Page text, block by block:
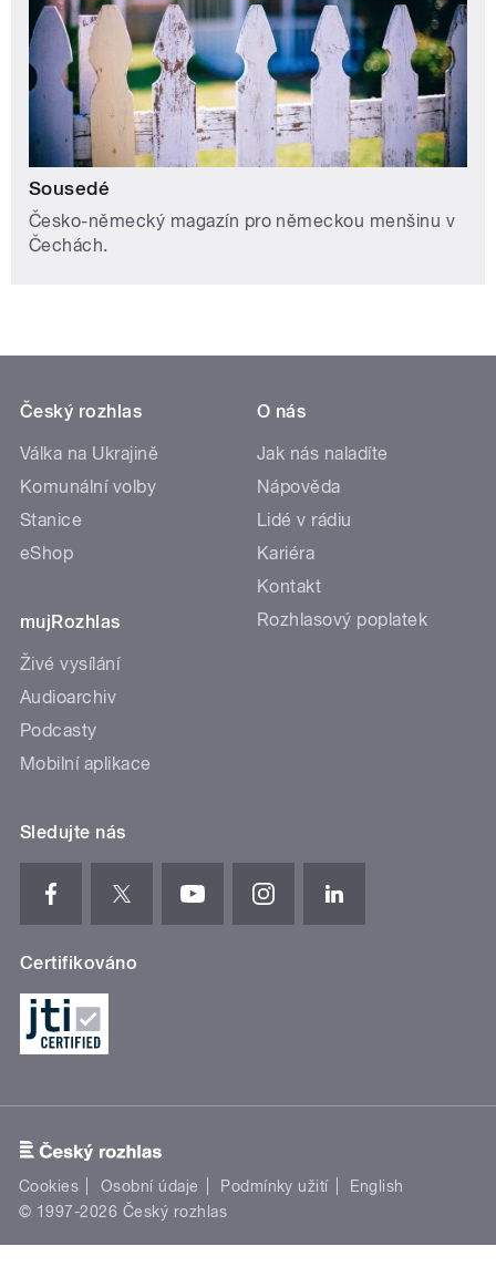
Sousedé
Česko-německý magazín pro německou menšinu v
Čechách.
Český rozhlas
Válka na Ukrajině
Komunální volby
Stanice
eShop
mujRozhlas
Živé vysílání
Audioarchiv
Podcasty
Mobilní aplikace
O nás
Jak nás naladíte
Nápověda
Lidé v rádiu
Kariéra
Kontakt
Rozhlasový poplatek
Sledujte nás
Certifikováno
Cookies Osobní údaje Podmínky užití
English
© 1997-2026 Český rozhlas